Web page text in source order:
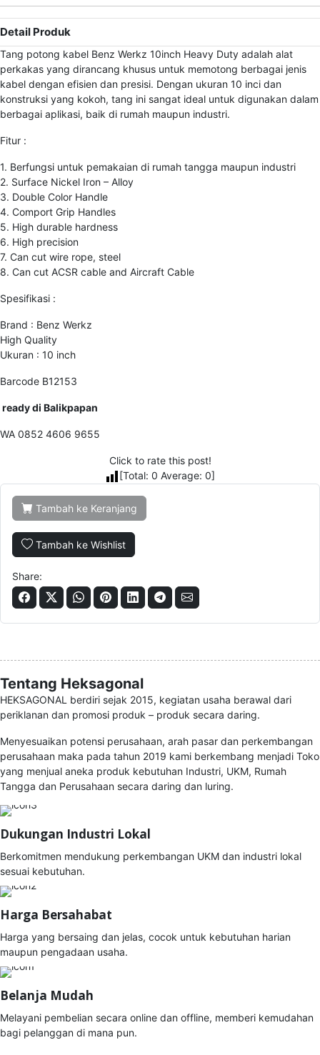
Detail Produk
Tang potong kabel Benz Werkz 10inch Heavy Duty adalah alat
perkakas yang dirancang khusus untuk memotong berbagai jenis
kabel dengan efisien dan presisi. Dengan ukuran 10 inci dan
konstruksi yang kokoh, tang ini sangat ideal untuk digunakan dalam
berbagai aplikasi, baik di rumah maupun industri.
Fitur :
1. Berfungsi untuk pemakaian di rumah tangga maupun industri
2. Surface Nickel Iron – Alloy
3. Double Color Handle
4. Comport Grip Handles
5. High durable hardness
6. High precision
7. Can cut wire rope, steel
8. Can cut ACSR cable and Aircraft Cable
Spesifikasi :
Brand : Benz Werkz
High Quality
Ukuran : 10 inch
Barcode B12153
ready di Balikpapan
WA 0852 4606 9655
Click to rate this post!
[Total: 0 Average: 0]
Tambah ke Keranjang
Tambah ke Wishlist
Share:
Tentang Heksagonal
HEKSAGONAL berdiri sejak 2015, kegiatan usaha berawal dari
periklanan dan promosi produk – produk secara daring.
Menyesuaikan potensi perusahaan, arah pasar dan perkembangan
perusahaan maka pada tahun 2019 kami berkembang menjadi Toko
yang menjual aneka produk kebutuhan Industri, UKM, Rumah
Tangga dan Perusahaan secara daring dan luring.
Dukungan Industri Lokal
Berkomitmen mendukung perkembangan UKM dan industri lokal
sesuai kebutuhan.
Harga Bersahabat
Harga yang bersaing dan jelas, cocok untuk kebutuhan harian
maupun pengadaan usaha.
Belanja Mudah
Melayani pembelian secara online dan offline, memberi kemudahan
bagi pelanggan di mana pun.